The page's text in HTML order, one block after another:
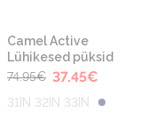
-50%
Camel Active
Lühikesed püksid
74.95€ 37.45€
31IN 32IN 33IN